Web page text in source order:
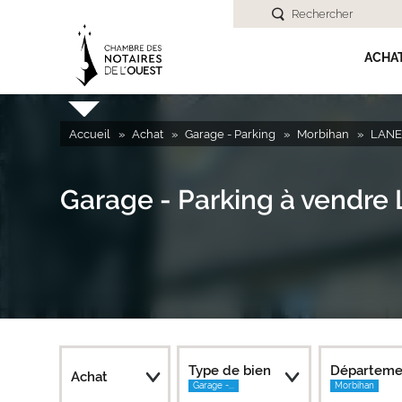
Rechercher
Accueil Achat Garage - Parking Morbihan
Garage - Parking à vendre
Achat Type de bien
Garage -... Morbihan